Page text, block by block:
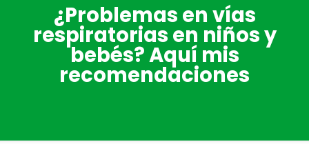
¿Problemas en vías
respiratorias en niños y
bebés? Aquí mis
recomendaciones